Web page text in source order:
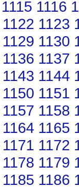
1115 1116
1122 1123
1129 1130
1136 1137
1143 1144
1150 1151
1157 1158
1164 1165
1171 1172
1178 1179
1185 1186